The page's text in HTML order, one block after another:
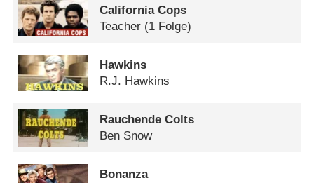
California Cops
Teacher (1 Folge)
Hawkins
R.J. Hawkins
Rauchende Colts
Ben Snow
Bonanza